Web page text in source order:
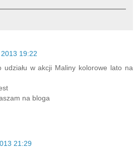
19:22
udziału w akcji Maliny kolorowe lato na
na bloga
21:29